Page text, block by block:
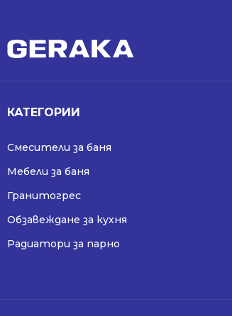
КАТЕГОРИИ
Смесители за баня
Мебели за баня
Гранитогрес
Обзавеждане за кухня
Радиатори за парно